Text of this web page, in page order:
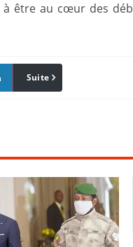
à être au cœur des
Pinterest
Suite